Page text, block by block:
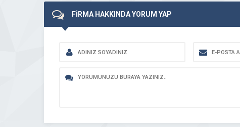
FİRMA HAKKINDA YORUM YAP